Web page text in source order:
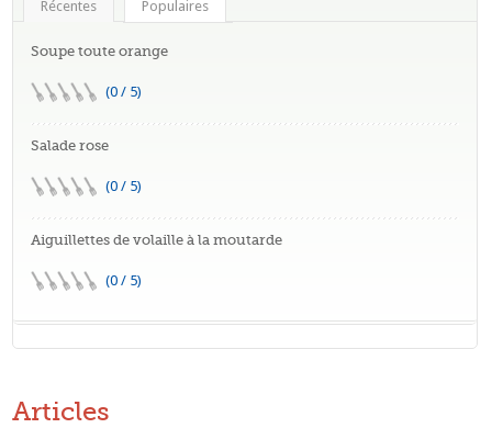
Récentes Populaires
Soupe toute orange
(0 / 5)
Salade rose
(0 / 5)
Aiguillettes de volaille à la moutarde
(0 / 5)
Articles